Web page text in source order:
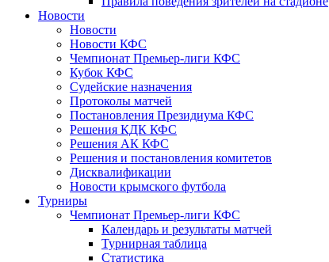
Новости
Новости
Новости КФС
Чемпионат Премьер-лиги КФС
Кубок КФС
Судейские назначения
Протоколы матчей
Постановления Президиума КФС
Решения КДК КФС
Решения АК КФС
Решения и постановления комитетов
Дисквалификации
Новости крымского футбола
Турниры
Чемпионат Премьер-лиги КФС
Календарь и результаты матчей
Турнирная таблица
Статистика